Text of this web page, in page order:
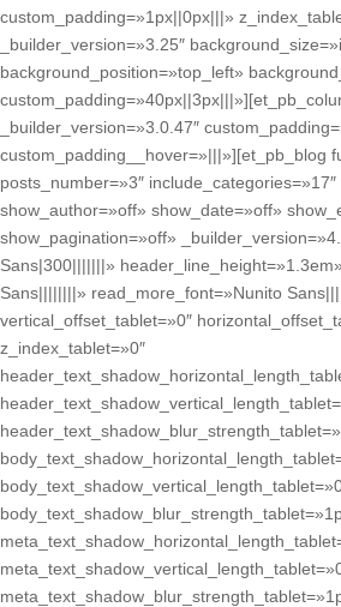
custom_padding=»1px||0px|||»
_builder_version=»3.25″
background_position=»top_left»
_builder_version=»3.0.47″
custom_padding__hover=»|||»][et_pb_blog
posts_number=»3″
show_author=»off» show_date=»off»
show_pagination=»off»
Sans|300|||||||»
Sans||||||||» read_more_font=»Nunito
vertical_offset_tablet=»0″
z_index_tablet=»0″